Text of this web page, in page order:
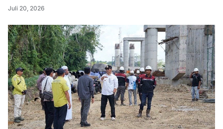
Juli 20, 2026